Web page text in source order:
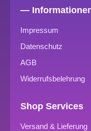
—
Impressum
Datenschutz
AGB
Widerrufsbelehrung
Shop Services
Versand & Lieferung